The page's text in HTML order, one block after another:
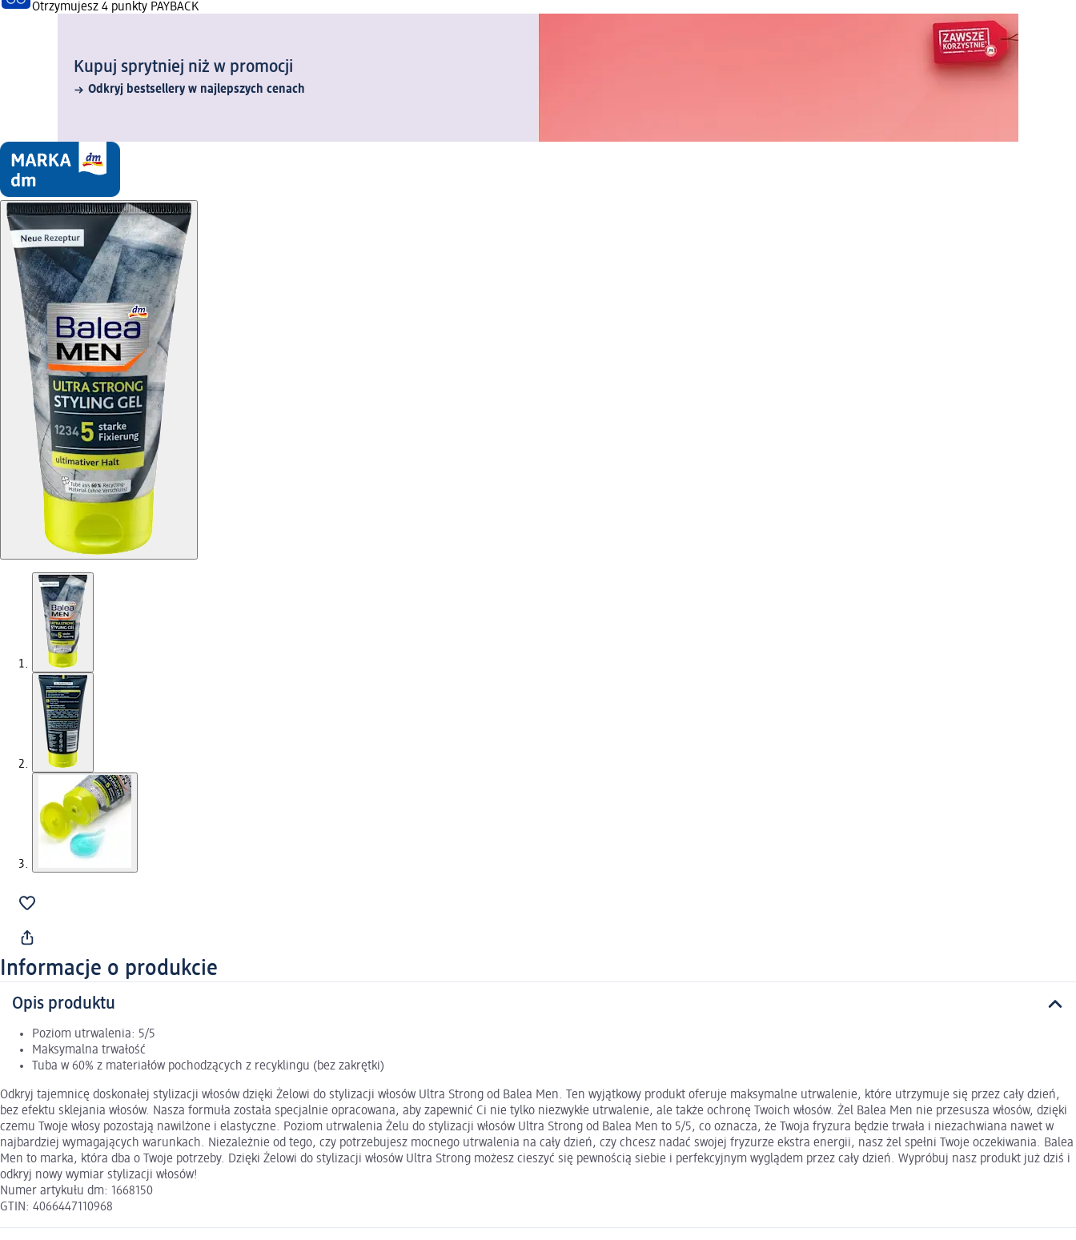
Otrzymujesz 4 punkty PAYBACK
Kupuj sprytniej niż w promocji
Odkryj bestsellery w najlepszych cenach
Informacje o produkcie
Opis produktu
Poziom utrwalenia: 5/5
Maksymalna trwałość
Tuba w 60% z materiałów pochodzących z recyklingu (bez zakrętki)
Odkryj tajemnicę doskonałej stylizacji włosów dzięki Żelowi do stylizacji włosów Ultra Strong od Balea Men. Ten wyjątkowy produkt oferuje maksymalne utrwalenie, które utrzymuje się przez cały dzień,
bez efektu sklejania włosów. Nasza formuła została specjalnie opracowana, aby zapewnić Ci nie tylko niezwykłe utrwalenie, ale także ochronę Twoich włosów. Żel Balea Men nie przesusza włosów, dzięki
czemu Twoje włosy pozostają nawilżone i elastyczne. Poziom utrwalenia Żelu do stylizacji włosów Ultra Strong od Balea Men to 5/5, co oznacza, że Twoja fryzura będzie trwała i niezachwiana nawet w
najbardziej wymagających warunkach. Niezależnie od tego, czy potrzebujesz mocnego utrwalenia na cały dzień, czy chcesz nadać swojej fryzurze ekstra energii, nasz żel spełni Twoje oczekiwania. Balea
Men to marka, która dba o Twoje potrzeby. Dzięki Żelowi do stylizacji włosów Ultra Strong możesz cieszyć się pewnością siebie i perfekcyjnym wyglądem przez cały dzień. Wypróbuj nasz produkt już dziś i
odkryj nowy wymiar stylizacji włosów!
Numer artykułu dm: 1668150
GTIN: 4066447110968